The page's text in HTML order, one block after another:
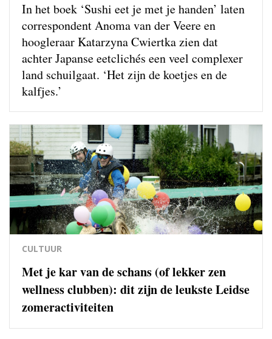
In het boek ‘Sushi eet je met je handen’ laten
correspondent Anoma van der Veere en
hoogleraar Katarzyna Cwiertka zien dat
achter Japanse eetclichés een veel complexer
land schuilgaat. ‘Het zijn de koetjes en de
kalfjes.’
CULTUUR
Met je kar van de schans (of lekker zen
wellness clubben): dit zijn de leukste Leidse
zomeractiviteiten